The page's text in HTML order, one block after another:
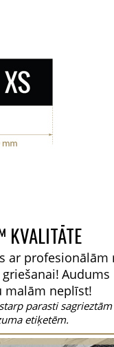
KVALITĀTE
ar profesionālām
Audums
malām neplīst!
parasti
etiķetēm.